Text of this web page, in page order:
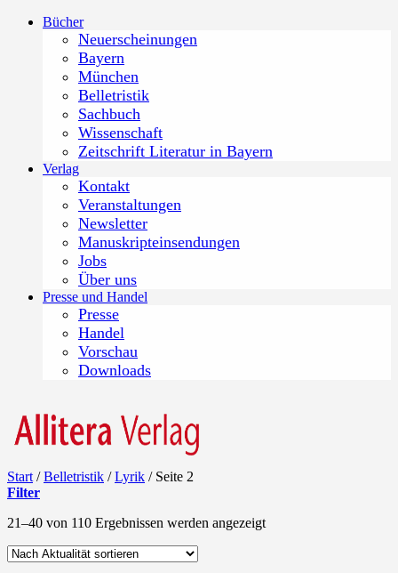
Zum
Bücher
Neuerscheinungen
Bayern
München
Belletristik
Sachbuch
Wissenschaft
Zeitschrift Literatur in Bayern
Verlag
Kontakt
Veranstaltungen
Newsletter
Manuskripteinsendungen
Jobs
Über uns
Presse und Handel
Presse
Handel
Vorschau
Downloads
Start / Belletristik / Lyrik /Seite 2
Filter
21–40 von 110 Ergebnissen werden angezeigtNach